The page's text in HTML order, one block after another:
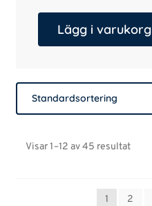
Lägg i varukorg
Visar 1–12 av 45 resultat
1 2